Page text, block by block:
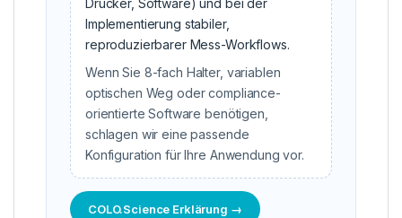
Drucker, Software) und bei der
Implementierung stabiler,
reproduzierbarer Mess-Workflows.
Wenn Sie 8-fach Halter, variablen
optischen Weg oder compliance-
orientierte Software benötigen,
schlagen wir eine passende
Konfiguration für Ihre Anwendung vor.
COLO.Science Erklärung →